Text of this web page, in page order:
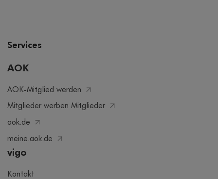
Services
AOK
AOK-Mitglied werden
Mitglieder werben Mitglieder
aok.de
meine.aok.de
vigo
Kontakt